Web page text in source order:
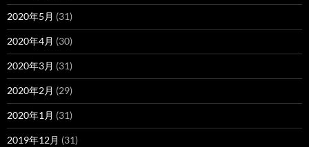
2020年5月 (31)
2020年4月 (30)
2020年3月 (31)
2020年2月 (29)
2020年1月 (31)
2019年12月 (31)